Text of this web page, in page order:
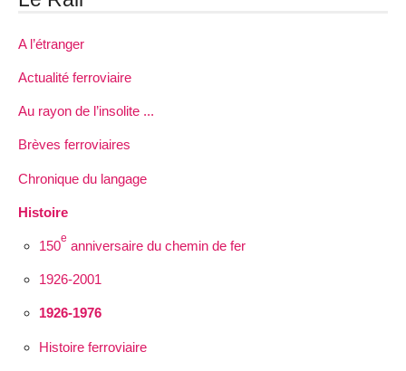
A l’étranger
Actualité ferroviaire
Au rayon de l’insolite ...
Brèves ferroviaires
Chronique du langage
Histoire
150e anniversaire du chemin de fer
1926-2001
1926-1976
Histoire ferroviaire